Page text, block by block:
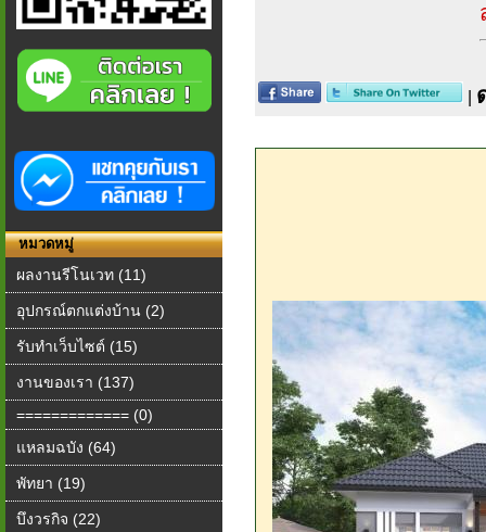
หมวดหมู่
ผลงานรีโนเวท (11)
อุปกรณ์ตกแต่งบ้าน (2)
รับทำเว็บไซต์ (15)
งานของเรา (137)
============= (0)
แหลมฉบัง (64)
พัทยา (19)
บึงวรกิจ (22)